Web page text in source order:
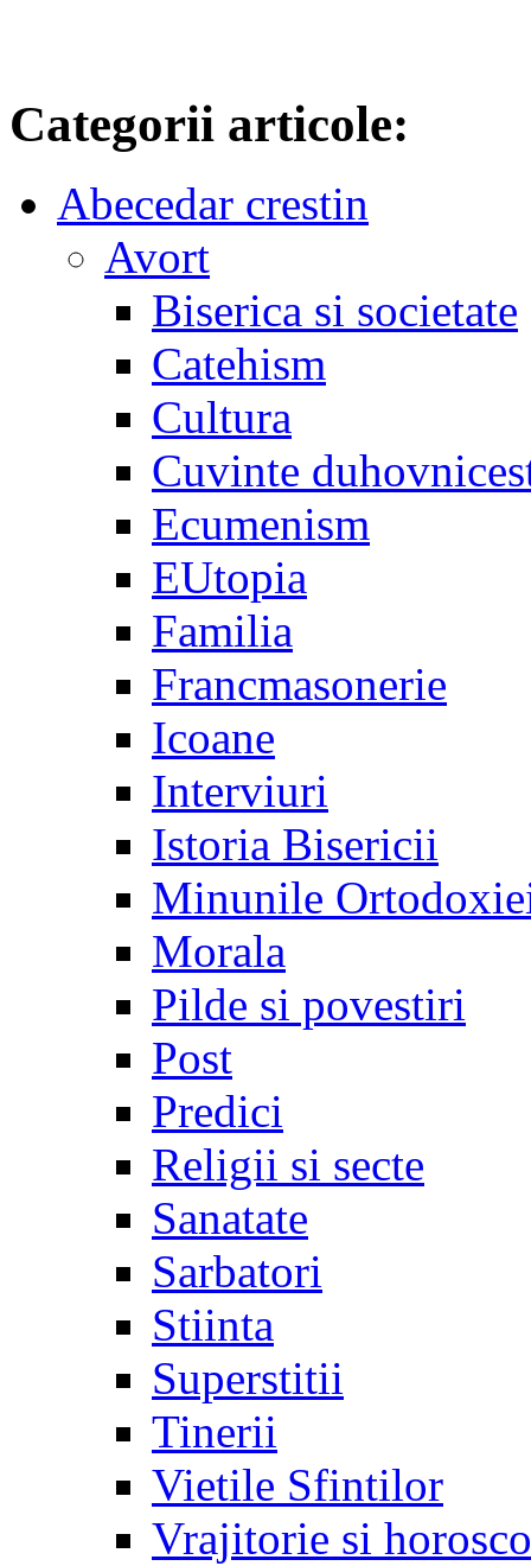
Categorii articole:
Abecedar crestin
Avort
Biserica si societate
Catehism
Cultura
Cuvinte
Ecumenism
EUtopia
Familia
Francmasonerie
Icoane
Interviuri
Istoria Bisericii
Minunile
Morala
Pilde si povestiri
Post
Predici
Religii si secte
Sanatate
Sarbatori
Stiinta
Superstitii
Tinerii
Vietile Sfintilor
Vrajitorie si